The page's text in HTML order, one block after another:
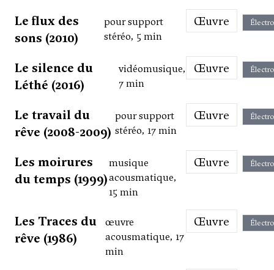
Le flux des
sons (2010)
pour support
stéréo, 5 min
Œuvre
Le silence du
Léthé (2016)
vidéomusique,
7 min
Œuvre
Le travail du
rêve (2008-2009)
pour support
stéréo, 17 min
Œuvre
Les moirures
du temps (1999)
musique
acousmatique,
15 min
Œuvre
Les Traces du
rêve (1986)
œuvre
acousmatique, 17
min
Œuvre